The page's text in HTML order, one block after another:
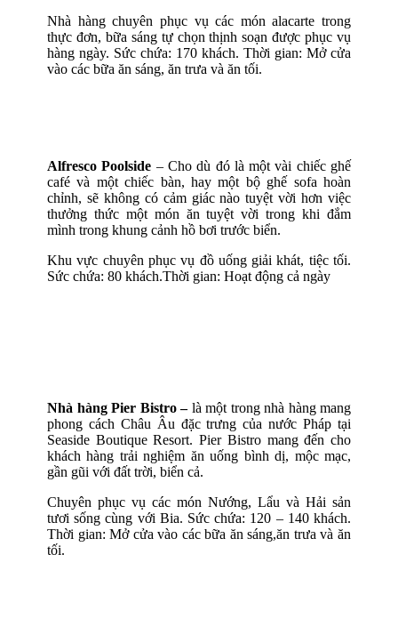
Nhà hàng chuyên phục vụ các món alacarte trong
thực đơn, bữa sáng tự chọn thịnh soạn được phục vụ
hàng ngày. Sức chứa: 170 khách. Thời gian: Mở cửa
vào các bữa ăn sáng, ăn trưa và ăn tối.
Alfresco Poolside – Cho dù đó là một vài chiếc ghế
café và một chiếc bàn, hay một bộ ghế sofa hoàn
chỉnh, sẽ không có cảm giác nào tuyệt vời hơn việc
thưởng thức một món ăn tuyệt vời trong khi đắm
mình trong khung cảnh hồ bơi trước biển.
Khu vực chuyên phục vụ đồ uống giải khát, tiệc tối.
Sức chứa: 80 khách.Thời gian: Hoạt động cả ngày
Nhà hàng Pier Bistro –là một trong nhà hàng mang
phong cách Châu Âu đặc trưng của nước Pháp tại
Seaside Boutique Resort. Pier Bistro mang đến cho
khách hàng trải nghiệm ăn uống bình dị, mộc mạc,
gần gũi với đất trời, biển cả.
Chuyên phục vụ các món Nướng, Lẩu và Hải sản
tươi sống cùng với Bia. Sức chứa: 120 – 140 khách.
Thời gian: Mở cửa vào các bữa ăn sáng,ăn trưa và ăn
tối.